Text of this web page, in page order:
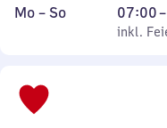
Montag
Mo – So,
inkl. Feiertage
07:00–
Von
7
inkl.